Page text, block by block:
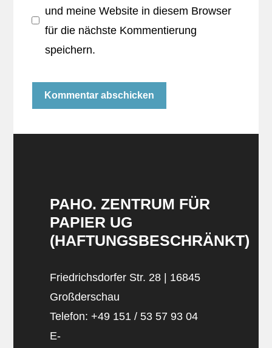
und meine Website in diesem Browser
für die nächste Kommentierung
speichern.
PAHO. ZENTRUM FÜR
PAPIER UG
(HAFTUNGSBESCHRÄNKT)
Friedrichsdorfer Str. 28 | 16845
Großderschau
Telefon: +49 151 / 53 57 93 04
E-